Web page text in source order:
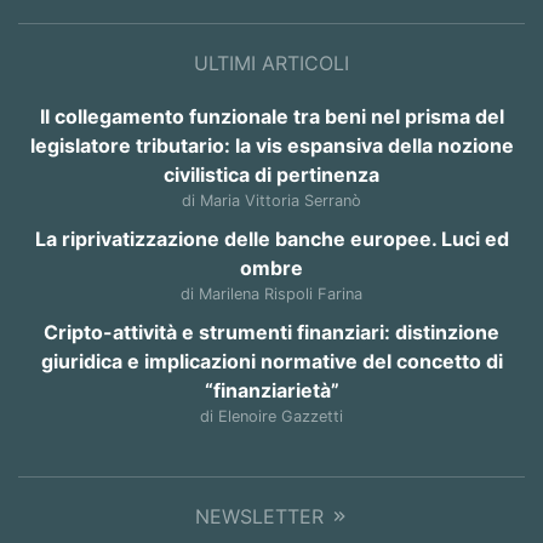
ULTIMI ARTICOLI
Il collegamento funzionale tra beni nel prisma del
legislatore tributario: la vis espansiva della nozione
civilistica di pertinenza
di Maria Vittoria Serranò
La riprivatizzazione delle banche europee. Luci ed
ombre
di Marilena Rispoli Farina
Cripto-attività e strumenti finanziari: distinzione
giuridica e implicazioni normative del concetto di
“finanziarietà”
di Elenoire Gazzetti
NEWSLETTER